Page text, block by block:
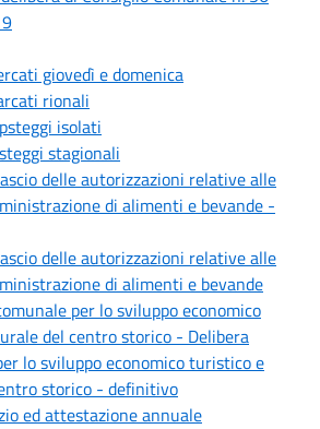
giovedì e domenica
rionali
isolati
stagionali
delle autorizzazioni relative alle
di alimenti e bevande -
delle autorizzazioni relative alle
di alimenti e bevande
per lo sviluppo economico
del centro storico - Delibera
lo sviluppo economico turistico e
storico - definitivo
ed attestazione annuale